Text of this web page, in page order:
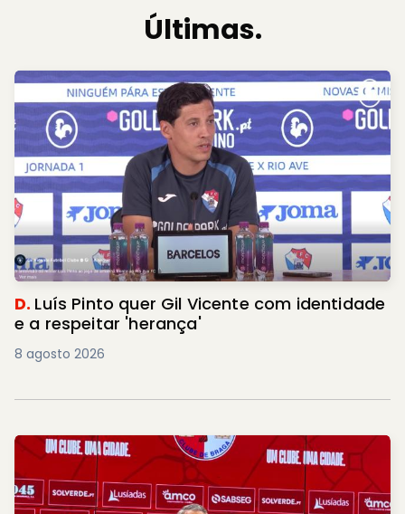
Últimas.
D. Luís Pinto quer Gil Vicente com identidade
e a respeitar 'herança'
8 agosto 2026